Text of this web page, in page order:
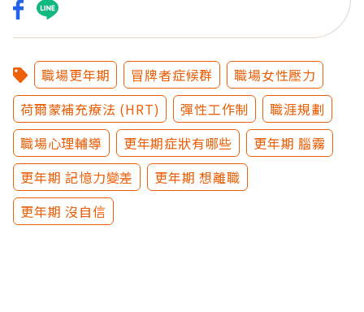
職場更年期 冒牌者症候群
職場女性壓力
荷爾蒙補充療法 (HRT)
彈性工作制
職涯規劃
職場心理輔導
更年期症狀有哪些
更年期 腦霧
更年期 記憶力變差
更年期 想離職
更年期 沒自信